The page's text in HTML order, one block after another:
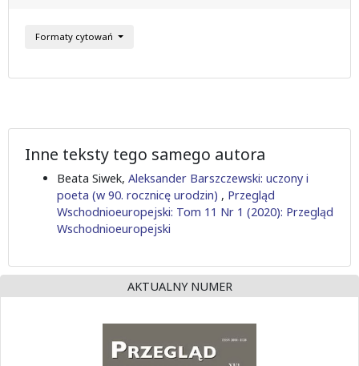
Formaty cytowań
Inne teksty tego samego autora
Beata Siwek, Aleksander Barszczewski: uczony i
poeta (w 90. rocznicę urodzin) , Przegląd
Wschodnioeuropejski: Tom 11 Nr 1 (2020): Przegląd
Wschodnioeuropejski
AKTUALNY NUMER